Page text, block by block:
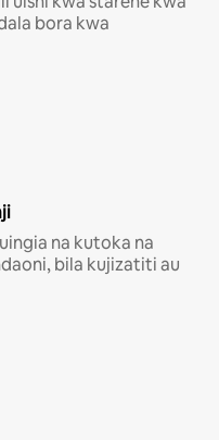
bora kwa
na kutoka na
bila kujizatiti au